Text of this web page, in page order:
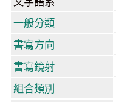
一般分類
書寫方向
書寫鏡射
組合類別